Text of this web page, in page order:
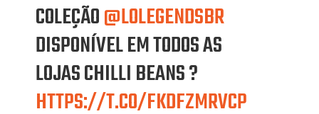
COLEÇÃO@LOLEGENDSBR
DISPONÍVEL EM TODOS AS
LOJAS CHILLI BEANS ?️
HTTPS://T.CO/FKDFZMRVCP